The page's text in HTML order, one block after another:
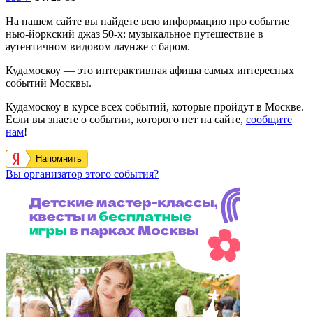
На нашем сайте вы найдете всю информацию про событие
нью-йоркский джаз 50-х: музыкальное путешествие в
аутентичном видовом лаунже с баром.
Кудамоскоу — это интерактивная афиша самых интересных
событий Москвы.
Кудамоскоу в курсе всех событий, которые пройдут в Москве.
Если вы знаете о событии, которого нет на сайте, сообщите
нам!
Напомнить
Вы организатор этого события?